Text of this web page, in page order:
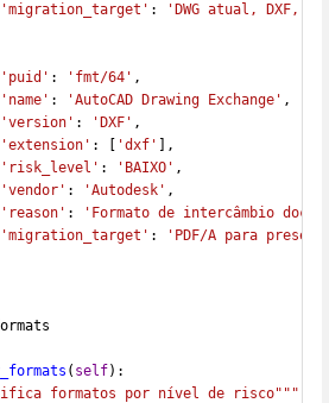
'migration_target' :
'DWG atual, DXF,
'puid' : 'fmt/64' ,
'name' : 'AutoCAD Drawing Exchange' ,
'version' : 'DXF' ,
'extension' : [ 'dxf'
],
'risk_level' : 'BAIXO' ,
'vendor' : 'Autodesk' ,
'reason' :
'Formato de intercâmbio
'migration_target' :
'PDF/A para
( self):
formatos por nível de risco"""